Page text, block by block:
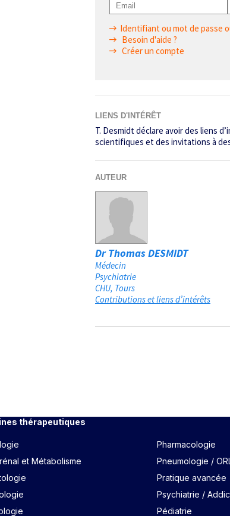
Identifiant ou mot de passe
Besoin d'aide ?
Créer un compte
LIENS D'INTÉRÊT
T. Desmidt déclare avoir des liens
scientifiques et des invitations à
AUTEUR
Dr Thomas DESMIDT
Médecin
Psychiatrie
CHU Tours
Contributions et liens d’intérêts
thérapeutiques
et Métabolisme
Pharmacologie
Pneumologie /
Pratique avancée
Psychiatrie /
Pédiatrie